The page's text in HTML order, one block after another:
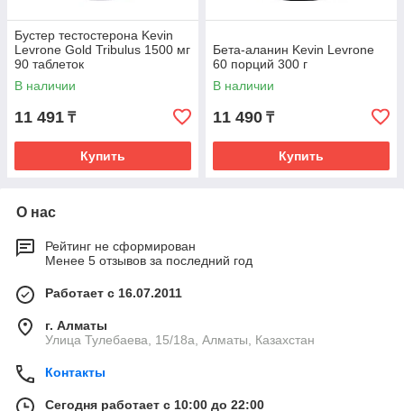
Бустер тестостерона Kevin
Levrone Gold Tribulus 1500 мг
90 таблеток
В наличии
11 491 ₸
Купить
Бета-аланин Kevin Levrone
60 порций 300 г
В наличии
11 490 ₸
Купить
О нас
Рейтинг не сформирован
Менее 5 отзывов за последний год
Работает с 16.07.2011
г. Алматы
Улица Тулебаева, 15/18а, Алматы, Казахстан
Контакты
Сегодня работает с 10:00 до 22:00